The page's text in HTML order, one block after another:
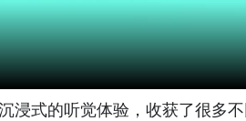
式的听觉体验，收获了很多